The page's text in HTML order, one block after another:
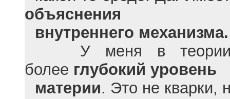
объяснения
внутреннего механизма.
У меня в теории
более глубокий уровень
материи. Это не кварки,